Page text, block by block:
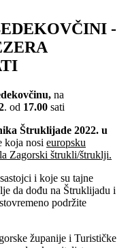
-
na
. od 17.00 sati
Štruklijade 2022. u
koja nosi europsku
Zagorski štrukli/štruklji.
i koje su tajne
da dođu na Štruklijadu i
podržite
županije i Turističke